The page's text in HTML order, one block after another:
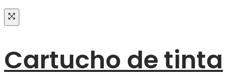
Cartucho de tinta